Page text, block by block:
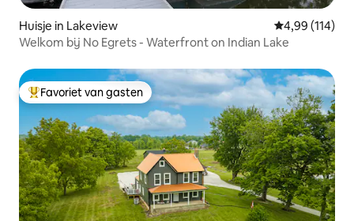
Huisje in Lakeview Gemiddelde
4,99 (114)
Welkom bij No Egrets - Waterfront on Indian Lake
Topfavoriet van gasten
Favoriet van gasten